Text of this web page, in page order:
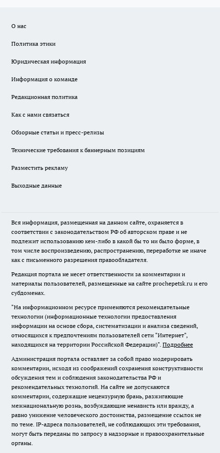
О нас
Политика этики
Юридическая информация
Информация о команде
Редакционная политика
Как с нами связаться
Обзорные статьи и пресс-релизы
Технические требования к баннерным позициям
Разместить рекламу
Выходные данные
Вся информация, размещенная на данном сайте, охраняется в
соответствии с законодательством РФ об авторском праве и не
подлежит использованию кем-либо в какой бы то ни было форме, в
том числе воспроизведению, распространению, переработке не иначе
как с письменного разрешения правообладателя.
Редакция портала не несет ответственности за комментарии и
материалы пользователей, размещенные на сайте prochepetsk.ru и его
субдоменах.
"На информационном ресурсе применяются рекомендательные
технологии (информационные технологии предоставления
информации на основе сбора, систематизации и анализа сведений,
относящихся к предпочтениям пользователей сети "Интернет",
находящихся на территории Российской Федерации)". Подробнее
Администрация портала оставляет за собой право модерировать
комментарии, исходя из соображений сохранения конструктивности
обсуждения тем и соблюдения законодательства РФ и
рекомендательных технологий. На сайте не допускаются
комментарии, содержащие нецензурную брань, разжигающие
межнациональную рознь, возбуждающие ненависть или вражду, а
равно унижение человеческого достоинства, размещение ссылок не
по теме. IP-адреса пользователей, не соблюдающих эти требования,
могут быть переданы по запросу в надзорные и правоохранительные
органы.